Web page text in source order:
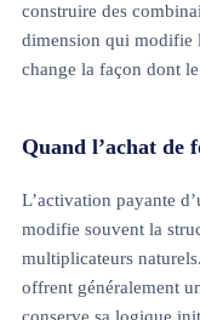
construire des
dimension qui modifie
change la façon dont
Quand l’achat de
L’activation payante
modifie souvent la
multiplicateurs
offrent généralement